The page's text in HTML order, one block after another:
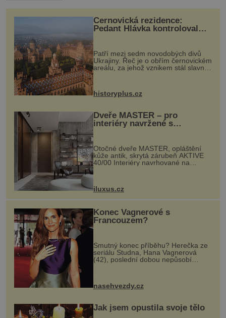
nabízet i nějaké jiné vysvětlení? Ano. Z šera
dávnověku se vynořila legenda o ztraceném
království Kvenland! [galler
Černovická rezidence:
Pedant Hlávka kontroloval
Patří mezi sedm novodobých divů
Ukrajiny. Řeč je o obřím černovickém
areálu, za jehož vznikem stál slavný
český architekt Josef Hlávka. Ten si
na něm dal mimořádně záležet. Jeho
stavební plány by při ...
historyplus.cz
Dveře MASTER – pro
interiéry navržené s
rozumem i vášní!
Otočné dveře MASTER, opláštění
kůže antik, skrytá zárubeň AKTIVE
40/00 Interiéry navrhované na
zakázku často vyžadují atypické
rozměry nejen nábytku, ale i
dnes umož...
iluxus.cz
Konec Vagnerové s
Francouzem?
Smutný konec příběhu? Herečka ze
seriálu Studna, Hana Vagnerová
(42), poslední dobou nepůsobí
nasehvezdy.cz
Jak jsem opustila svoje tělo